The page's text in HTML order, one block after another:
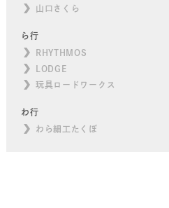
山口さくら
ら行
RHYTHMOS
LODGE
玩具ロードワークス
わ行
わら細工たくぼ